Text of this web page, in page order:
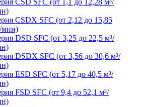
СSD SFC (от 1,1 до 12,28 м³/
СSDХ SFC (от 2,12 до 15,85
мин)
DSD SFC (от 3,25 до 22,5 м³/
DSDХ SFC (от 3,56 до 30,6 м³/
ESD SFC (от 5,17 до 40,5 м³/
FSD SFC (от 9,4 до 52,1 м³/